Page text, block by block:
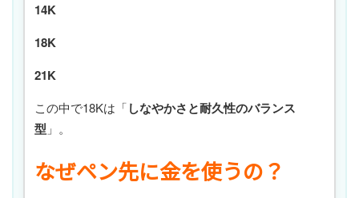
14K
18K
21K
この中で18Kは「しなやかさと耐久性のバランス
型 」。
なぜペン先に金を使うの？